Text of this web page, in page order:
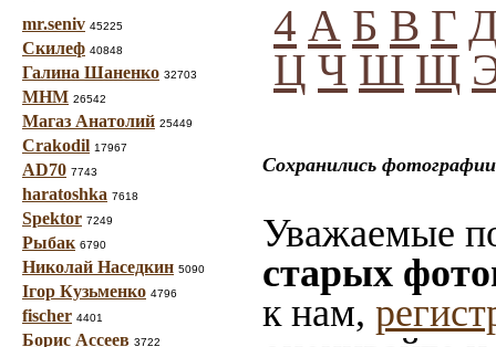
mr.seniv 45225
Скилеф 40848
Галина Шаненко 32703
МНМ 26542
Магаз Анатолий 25449
Crakodil 17967
AD70 7743
haratoshka 7618
Spektor 7249
Рыбак 6790
Николай Наседкин 5090
Ігор Кузьменко 4796
fischer 4401
Борис Ассеев 3722
4 А Б В Г
Ц Ч Ш Щ
Сохранились
Уважаемые
старых
к нам,